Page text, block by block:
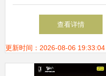
络信息安全技术详解
查看详情
更新时间：2026-08-06 19:33:04